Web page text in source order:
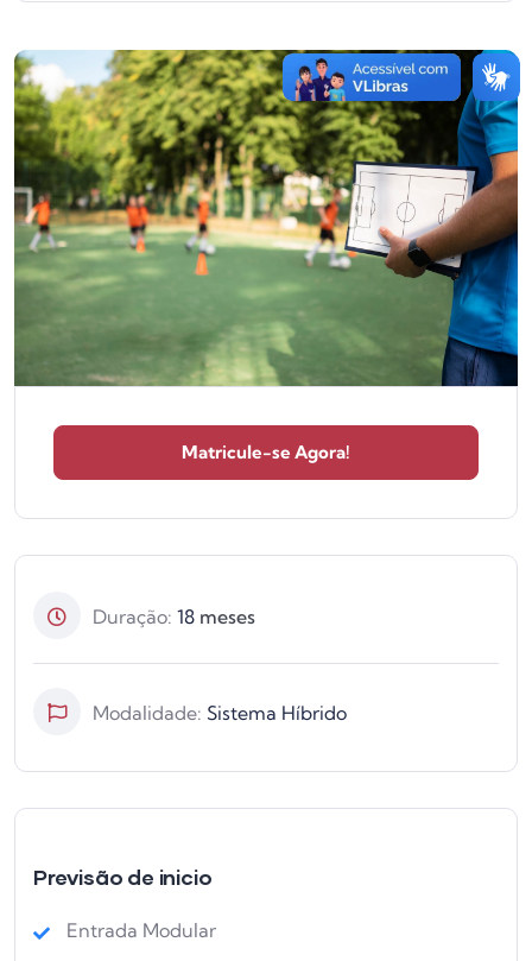
Matricule-se Agora!
Duração: 18 meses
Modalidade: Sistema Híbrido
Previsão de inicio
Entrada Modular